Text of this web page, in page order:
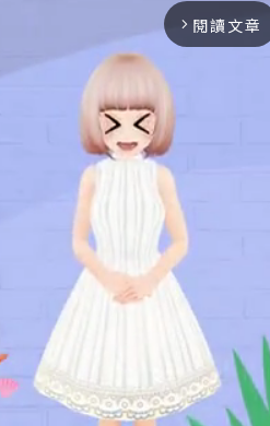
arrow_forward_ios 閱讀文章